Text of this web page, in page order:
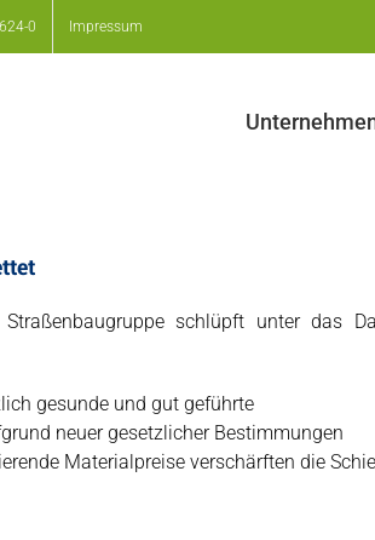
0 Impressum
schlüpft unter das
gesunde und gut geführte
neuer gesetzlicher Bestimmungen
Materialpreise verschärften die